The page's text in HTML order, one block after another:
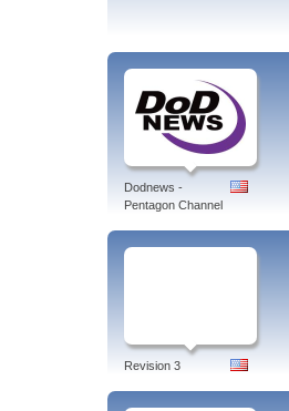
Dodnews -
Pentagon Channel
Revision 3